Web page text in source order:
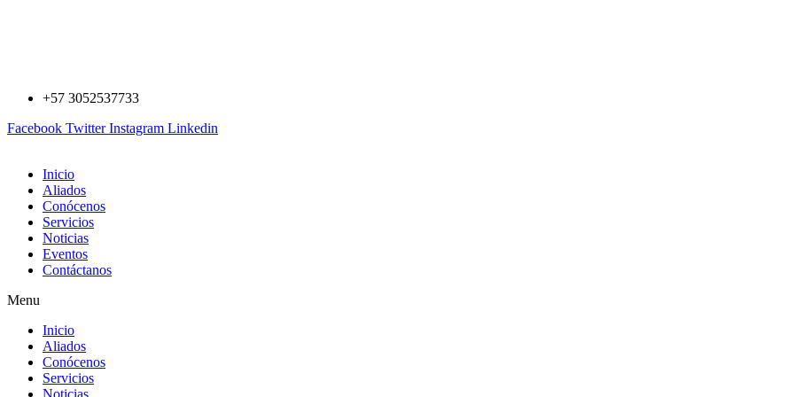
+57 3052537733
Facebook Twitter Instagram Linkedin
Inicio
Aliados
Conócenos
Servicios
Noticias
Eventos
Contáctanos
Menu
Inicio
Aliados
Conócenos
Servicios
Noticias